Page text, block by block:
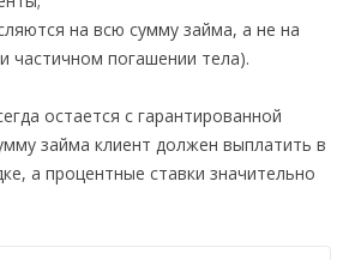
на всю сумму займа, а не на
частичном погашении тела).
остается с гарантированной
займа клиент должен выплатить в
а процентные ставки значительно